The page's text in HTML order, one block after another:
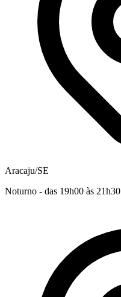
Aracaju/SE
Noturno - das 19h00 às 21h30